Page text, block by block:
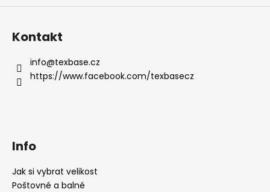
Kontakt
info@texbase.cz
https://www.facebook.com/texbasecz
Info
Jak si vybrat velikost
Poštovné a balné